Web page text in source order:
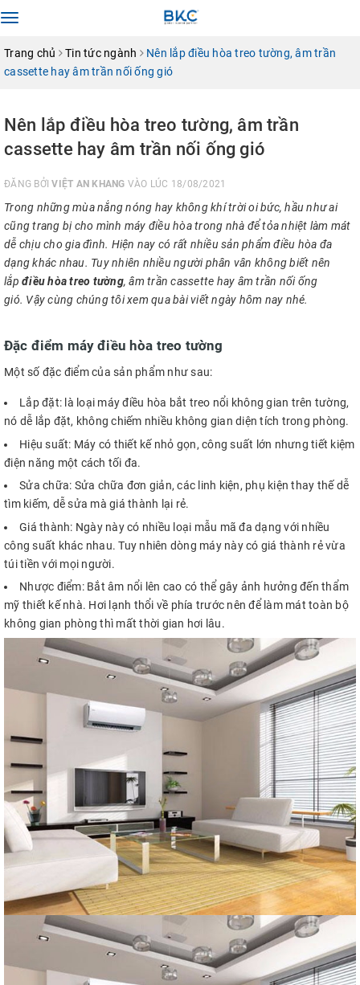
Toggle
Trang chủ
Tin tức ngành
Nên lắp điều hòa treo tường, âm trần
cassette hay âm trần nối ống gió
Nên lắp điều hòa treo tường, âm trần
cassette hay âm trần nối ống gió
ĐĂNG BỞIVIỆT AN KHANG VÀO LÚC 18/08/2021
Trong những mùa nắng nóng hay không khí trời oi bức, hầu như ai
cũng trang bị cho mình máy điều hòa trong nhà để tỏa nhiệt làm mát
dễ chịu cho gia đình. Hiện nay có rất nhiều sản phẩm điều hòa đa
dạng khác nhau. Tuy nhiên nhiều người phân vân không biết nên
lắp điều hòa treo tường, âm trần cassette hay âm trần nối ống
gió. Vậy cùng chúng tôi xem qua bài viết ngày hôm nay nhé.
Đặc điểm máy điều hòa treo tường
Một số đặc điểm của sản phẩm như sau:
Lắp đặt: là loại máy điều hòa bắt treo nổi không gian trên tường,
nó dễ lắp đặt, không chiếm nhiều không gian diện tích trong phòng.
Hiệu suất: Máy có thiết kế nhỏ gọn, công suất lớn nhưng tiết kiệm
điện năng một cách tối đa.
Sửa chữa: Sửa chữa đơn giản, các linh kiện, phụ kiện thay thế dễ
tìm kiếm, dễ sửa mà giá thành lại rẻ.
Giá thành: Ngày này có nhiều loại mẫu mã đa dạng với nhiều
công suất khác nhau. Tuy nhiên dòng máy này có giá thành rẻ vừa
túi tiền với mọi người.
Nhược điểm: Bắt âm nổi lên cao có thể gây ảnh hưởng đến thẩm
mỹ thiết kế nhà. Hơi lạnh thổi về phía trước nên để làm mát toàn bộ
không gian phòng thì mất thời gian hơi lâu.